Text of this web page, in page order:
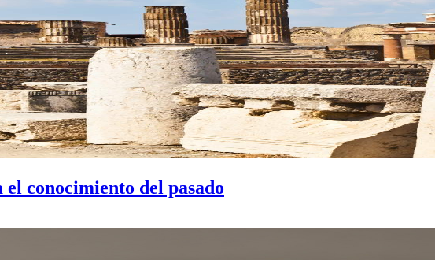
conocimiento del pasado